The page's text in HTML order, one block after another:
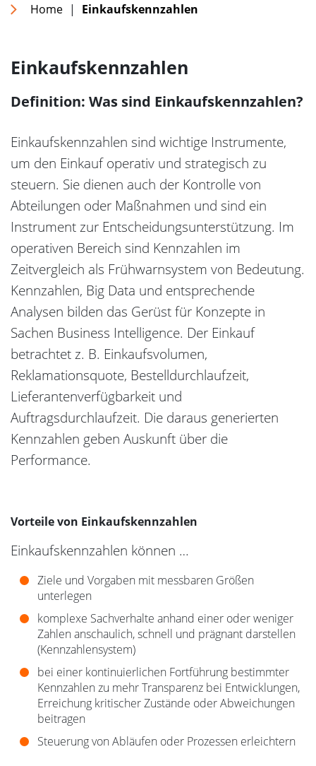
Home | Einkaufskennzahlen
Einkaufskennzahlen
Definition: Was sind Einkaufskennzahlen?
Einkaufskennzahlen sind wichtige Instrumente,
um den Einkauf operativ und strategisch zu
steuern. Sie dienen auch der Kontrolle von
Abteilungen oder Maßnahmen und sind ein
Instrument zur Entscheidungsunterstützung. Im
operativen Bereich sind Kennzahlen im
Zeitvergleich als Frühwarnsystem von Bedeutung.
Kennzahlen, Big Data und entsprechende
Analysen bilden das Gerüst für Konzepte in
Sachen Business Intelligence. Der Einkauf
betrachtet z. B. Einkaufsvolumen,
Reklamationsquote, Bestelldurchlaufzeit,
Lieferantenverfügbarkeit und
Auftragsdurchlaufzeit. Die daraus generierten
Kennzahlen geben Auskunft über die
Performance.
Vorteile von Einkaufskennzahlen
Einkaufskennzahlen können …
Ziele und Vorgaben mit messbaren Größen
unterlegen
komplexe Sachverhalte anhand einer oder weniger
Zahlen anschaulich, schnell und prägnant darstellen
(Kennzahlensystem)
bei einer kontinuierlichen Fortführung bestimmter
Kennzahlen zu mehr Transparenz bei Entwicklungen,
Erreichung kritischer Zustände oder Abweichungen
beitragen
Steuerung von Abläufen oder Prozessen erleichtern